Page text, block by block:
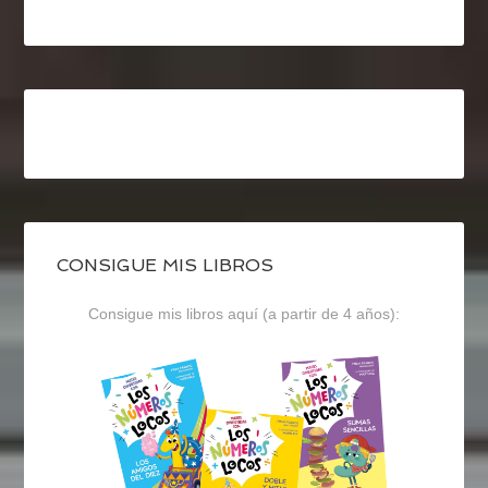
CONSIGUE MIS LIBROS
Consigue mis libros aquí (a partir de 4 años):